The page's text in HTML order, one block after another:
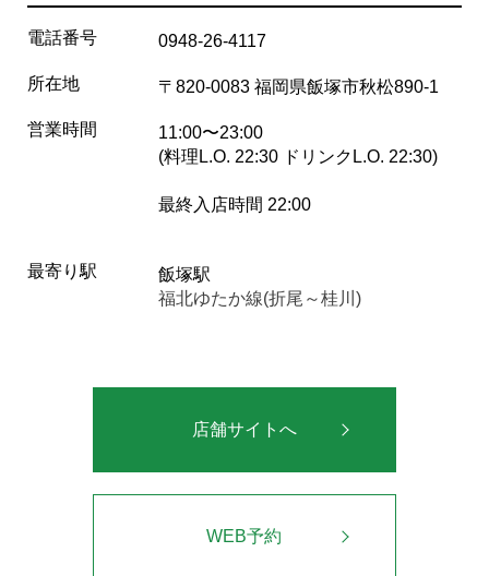
電話番号 0948-26-4117
所在地 〒820-0083 福岡県飯塚市秋松890-1
営業時間
11:00〜23:00
(料理L.O. 22:30 ドリンクL.O. 22:30)
最終入店時間 22:00
最寄り駅
飯塚駅
福北ゆたか線(折尾～桂川)
店舗サイトへ
WEB予約